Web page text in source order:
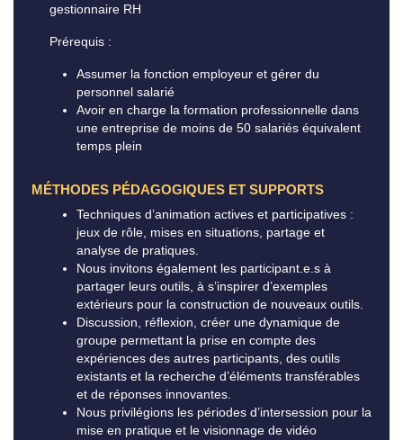
gestionnaire RH
Prérequis :
Assumer la fonction employeur et gérer du
personnel salarié
Avoir en charge la formation professionnelle dans
une entreprise de moins de 50 salariés équivalent
temps plein
MÉTHODES PÉDAGOGIQUES ET SUPPORTS
Techniques d’animation actives et participatives :
jeux de rôle, mises en situations, partage et
analyse de pratiques.
Nous invitons également les participant.e.s à
partager leurs outils, à s’inspirer d’exemples
extérieurs pour la construction de nouveaux outils.
Discussion, réflexion, créer une dynamique de
groupe permettant la prise en compte des
expériences des autres participants, des outils
existants et la recherche d’éléments transférables
et de réponses innovantes.
Nous privilégions les périodes d’intersession pour la
mise en pratique et le visionnage de vidéo